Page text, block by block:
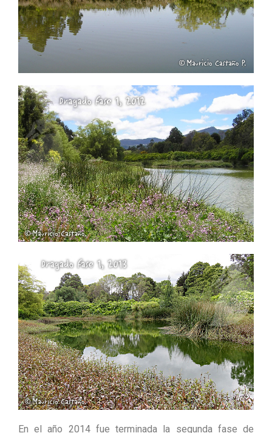
En el año 2014 fue terminada la segunda fase de